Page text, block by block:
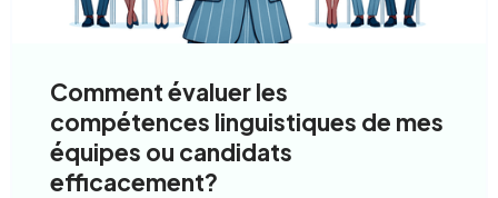
Comment évaluer les
compétences linguistiques de mes
équipes ou candidats
efficacement?